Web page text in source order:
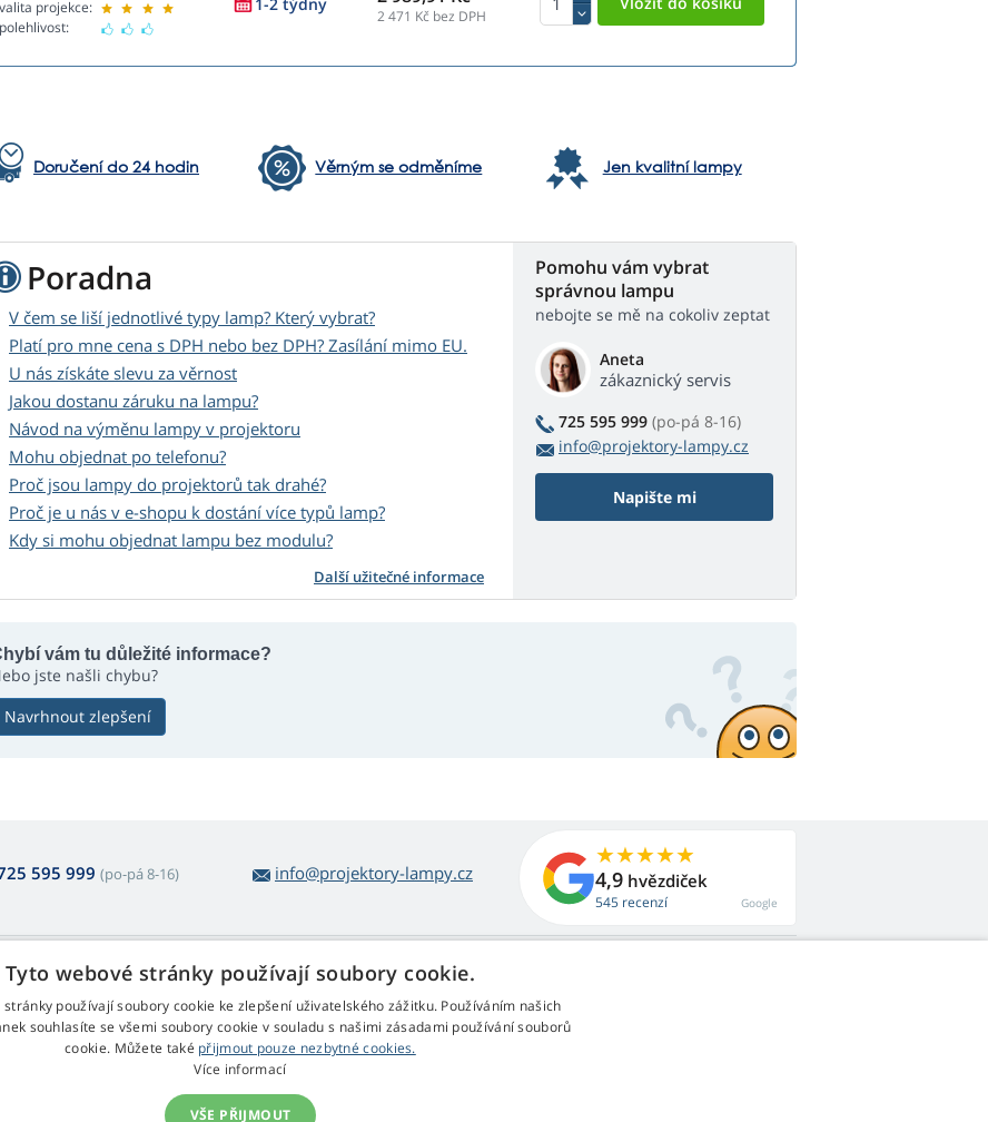
projekce:
2 471 Kč bez DPH
Doručení do 24 hodin Věrným se odměníme Jen kvalitní lampy
Poradna
V čem se liší jednotlivé typy lamp? Který vybrat?
Platí pro mne cena s DPH nebo bez DPH? Zasílání mimo EU.
U nás získáte slevu za věrnost
Jakou dostanu záruku na lampu?
Návod na výměnu lampy v projektoru
Mohu objednat po telefonu?
Proč jsou lampy do projektorů tak drahé?
Proč je u nás v e-shopu k dostání více typů lamp?
Kdy si mohu objednat lampu bez modulu?
Další užitečné informace
Pomohu vám vybrat
správnou lampu
nebojte se mě na cokoliv zeptat
Aneta
zákaznický servis
725 595 999 (po-pá 8-16)
info@projektory-lampy.cz
Napište mi
vám tu důležité informace?
jste našli chybu?
Navrhnout zlepšení
595 999 (po-pá 8-16) info@projektory-lampy.cz 4,9 hvězdiček
545 recenzí Google
lamp
a reklamace
pro odstoupení
podmínky
Web Retail s.r.o.
Kontakt
Zpracování osobních údajů
Tyto webové stránky používají soubory cookie.
stránky používají soubory cookie ke zlepšení uživatelského zážitku. Používáním našich
souhlasíte se všemi soubory cookie v souladu s našimi zásadami používání souborů
cookie. Můžete také přijmout pouze nezbytné cookies.
Více informací
VŠE PŘIJMOUT